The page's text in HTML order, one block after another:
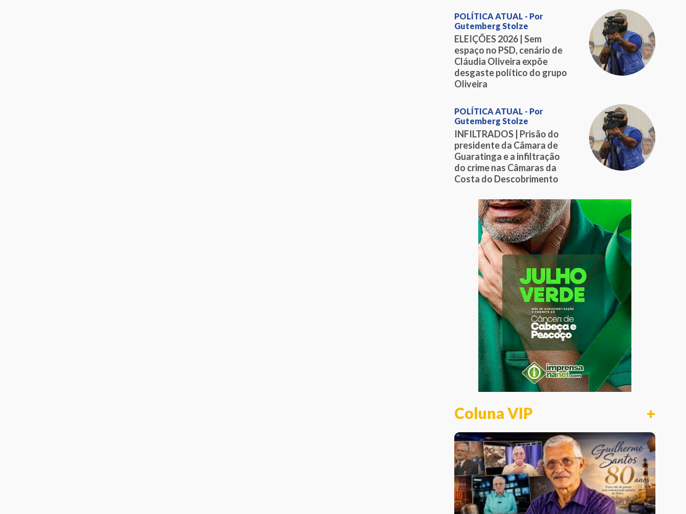
POLÍTICA ATUAL - Por
Gutemberg Stolze
ELEIÇÕES 2026 | Sem
espaço no PSD, cenário de
Cláudia Oliveira expõe
desgaste político do grupo
Oliveira
POLÍTICA ATUAL - Por
Gutemberg Stolze
INFILTRADOS | Prisão do
presidente da Câmara de
Guaratinga e a infiltração
do crime nas Câmaras da
Costa do Descobrimento
Coluna VIP +